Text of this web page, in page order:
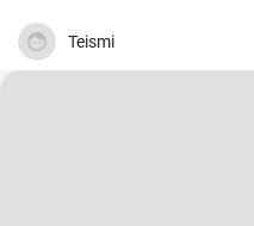
Teismi